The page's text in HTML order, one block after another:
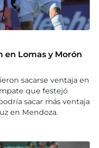
en Lomas y Morón
sacarse ventaja en
que festejó
sacar más ventaja
en Mendoza.